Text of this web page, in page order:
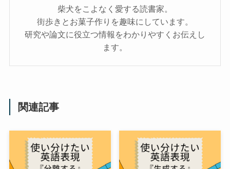
柴犬をこよなく愛する読書家。
街歩きとお菓子作りを趣味にしています。
研究や論文に役立つ情報をわかりやすくお伝えし
ます。
関連記事